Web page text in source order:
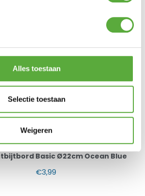
Alles toestaan
Selectie toestaan
Weigeren
Basic Ø22cm Ocean Blue
€3,99